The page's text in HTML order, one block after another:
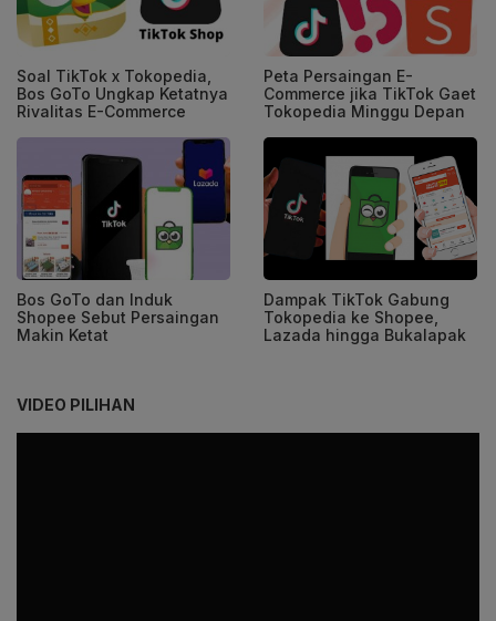
Soal TikTok x Tokopedia,
Bos GoTo Ungkap Ketatnya
Rivalitas E-Commerce
Peta Persaingan E-
Commerce jika TikTok Gaet
Tokopedia Minggu Depan
Bos GoTo dan Induk
Shopee Sebut Persaingan
Makin Ketat
Dampak TikTok Gabung
Tokopedia ke Shopee,
Lazada hingga Bukalapak
VIDEO PILIHAN